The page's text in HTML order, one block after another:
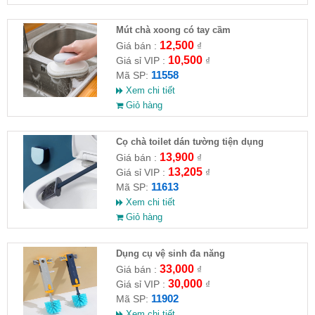
Mút chà xoong có tay cầm
Giá bán : 12,500₫
Giá sỉ VIP : 10,500₫
Mã SP: 11558
Xem chi tiết
Giỏ hàng
Cọ chà toilet dán tường tiện dụng
Giá bán : 13,900₫
Giá sỉ VIP : 13,205₫
Mã SP: 11613
Xem chi tiết
Giỏ hàng
Dụng cụ vệ sinh đa năng
Giá bán : 33,000₫
Giá sỉ VIP : 30,000₫
Mã SP: 11902